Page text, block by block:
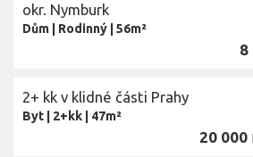
okr. Nymburk
Dům Rodinný 56m²
8
2+ kk v klidné části Prahy
Byt 2+kk 47m²
20 000